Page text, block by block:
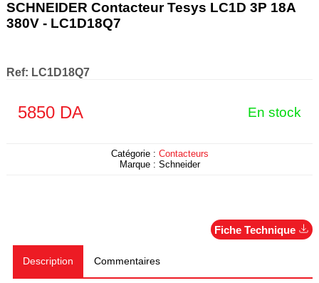
SCHNEIDER Contacteur Tesys LC1D 3P 18A
380V - LC1D18Q7
Ref: LC1D18Q7
5850DA En stock
Catégorie : Contacteurs
Marque : Schneider
Fiche Technique
Description Commentaires